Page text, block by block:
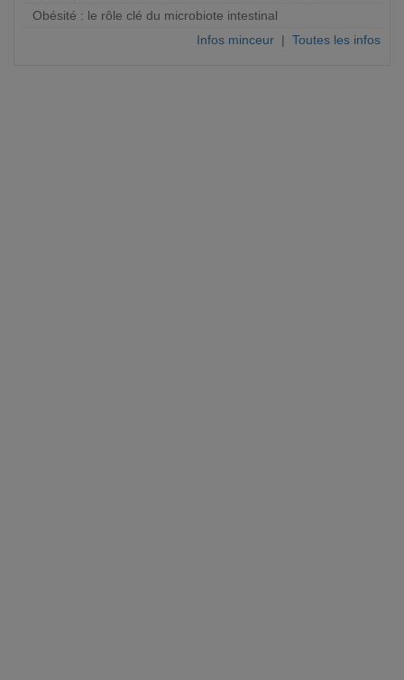
Obésité : le rôle clé du microbiote intestinal
Infos minceur | Toutes les infos